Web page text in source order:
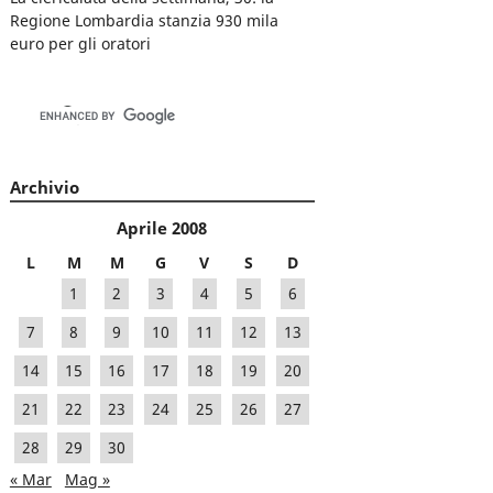
Regione Lombardia stanzia 930 mila
euro per gli oratori
Archivio
Aprile 2008
L M M G V S
D
1
2 3 4 5
6
7
8 9 10 11 12
13
14
15 16 17 18 19
20
21
22 23 24 25 26
27
28
29
30
« Mar
Mag »